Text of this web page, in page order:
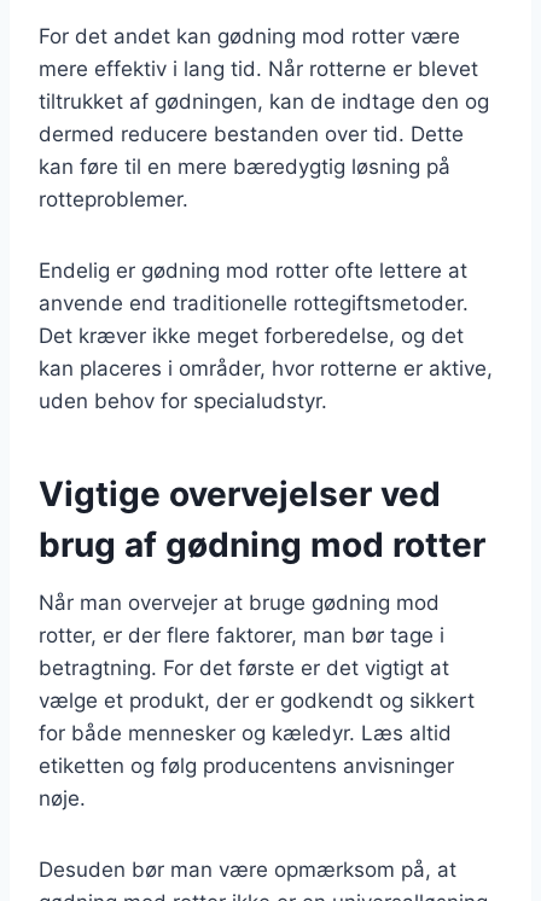
For det andet kan gødning mod rotter være
mere effektiv i lang tid. Når rotterne er blevet
tiltrukket af gødningen, kan de indtage den og
dermed reducere bestanden over tid. Dette
kan føre til en mere bæredygtig løsning på
rotteproblemer.
Endelig er gødning mod rotter ofte lettere at
anvende end traditionelle rottegiftsmetoder.
Det kræver ikke meget forberedelse, og det
kan placeres i områder, hvor rotterne er aktive,
uden behov for specialudstyr.
Vigtige overvejelser ved
brug af gødning mod rotter
Når man overvejer at bruge gødning mod
rotter, er der flere faktorer, man bør tage i
betragtning. For det første er det vigtigt at
vælge et produkt, der er godkendt og sikkert
for både mennesker og kæledyr. Læs altid
etiketten og følg producentens anvisninger
nøje.
Desuden bør man være opmærksom på, at